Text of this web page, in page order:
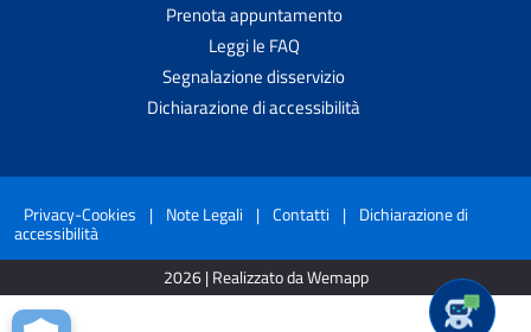
Prenota appuntamento
Leggi le FAQ
Segnalazione disservizio
Dichiarazione di accessibilità
Privacy-Cookies | Note Legali | Contatti | Dichiarazione di
accessibilità
2026 | Realizzato da Wemapp